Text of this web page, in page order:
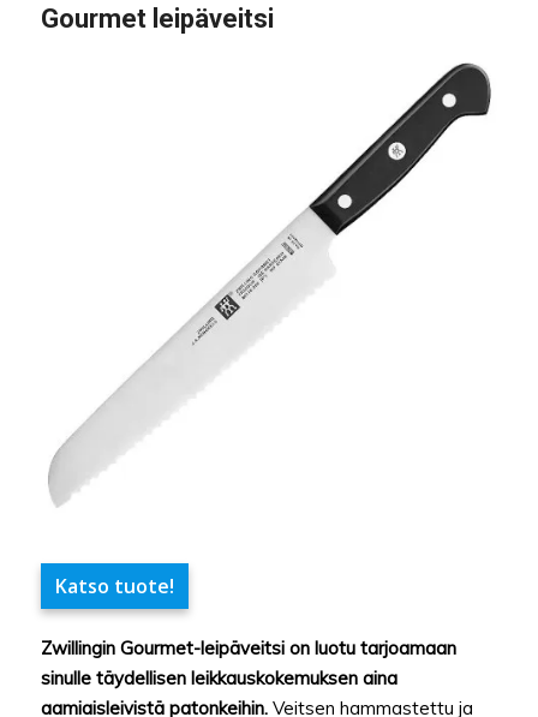
Gourmet leipäveitsi
Katso tuote!
Zwillingin Gourmet-leipäveitsi on luotu tarjoamaan
sinulle täydellisen leikkauskokemuksen aina
aamiaisleivistä patonkeihin. Veitsen hammastettu ja